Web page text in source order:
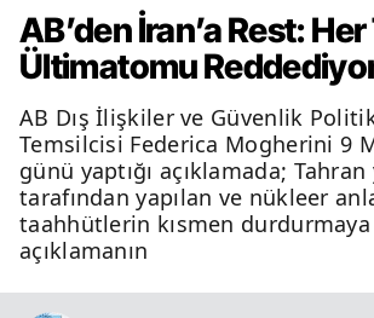
AB’den İran’a Rest:
Ültimatomu
AB Dış İlişkiler ve Güvenlik
Temsilcisi Federica Mogherini 9
günü yaptığı açıklamada;
tarafından yapılan ve nükleer
taahhütlerin kısmen
açıklamanın